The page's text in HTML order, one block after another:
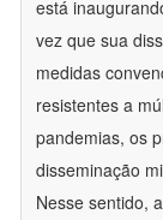
está
vez que sua
medidas
resistentes a
pandemias, os
disseminação
Nesse sentido,